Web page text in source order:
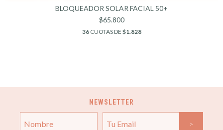
BLOQUEADOR SOLAR FACIAL 50+
$65.800
36CUOTAS DE $1.828
NEWSLETTER